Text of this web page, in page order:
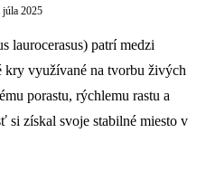
júla 2025
laurocerasus) patrí medzi
kry využívané na tvorbu živých
porastu, rýchlemu rastu a
si získal svoje stabilné miesto v